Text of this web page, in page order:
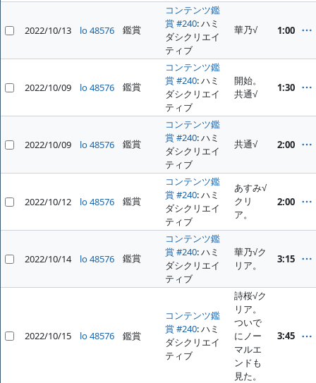
2022/10/13 lo 48576 鑑賞
コンテンツ鑑
賞 #240: ハミ
ダシクリエイ
ティブ
華乃√ 1:00
2022/10/09 lo 48576 鑑賞
コンテンツ鑑
賞 #240: ハミ
ダシクリエイ
ティブ
開始。
共通√
1:30
2022/10/09 lo 48576 鑑賞
コンテンツ鑑
賞 #240: ハミ
ダシクリエイ
ティブ
共通√ 2:00
2022/10/12 lo 48576 鑑賞
コンテンツ鑑
賞 #240: ハミ
ダシクリエイ
ティブ
あすみ√
クリ
ア。
2:00
2022/10/14 lo 48576 鑑賞
コンテンツ鑑
賞 #240: ハミ
ダシクリエイ
ティブ
華乃√ク
リア。
3:15
2022/10/15 lo 48576 鑑賞
コンテンツ鑑
賞 #240: ハミ
ダシクリエイ
ティブ
詩桜√ク
リア。
ついで
にノー
マルエ
ンドも
見た。
3:45